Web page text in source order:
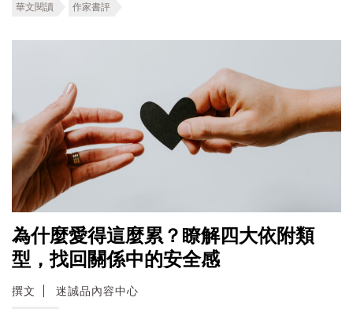
華文閱讀 作家書評
為什麼愛得這麼累？瞭解四大依附類
型，找回關係中的安全感
撰文 迷誠品內容中心